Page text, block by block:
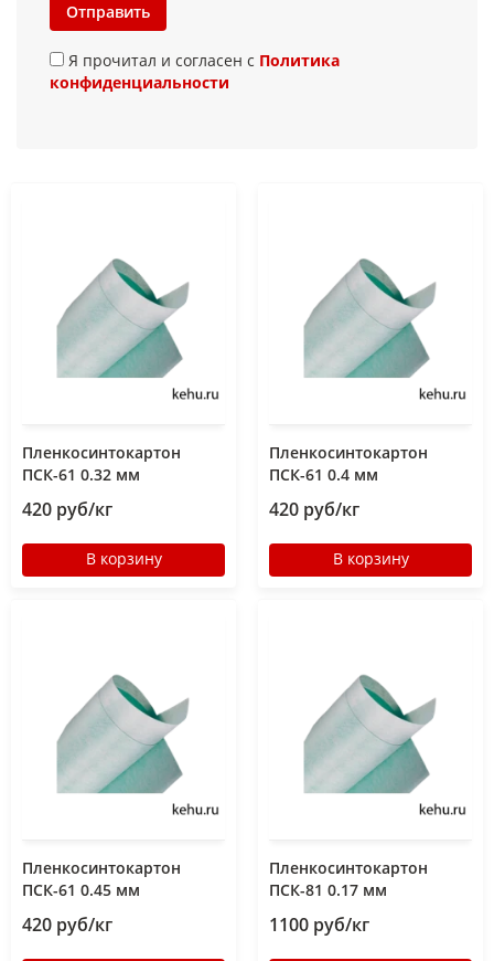
Отправить
Я прочитал и согласен с Политика
конфиденциальности
Пленкосинтокартон
ПСК-61 0.32 мм
420 руб/кг
В корзину
Пленкосинтокартон
ПСК-61 0.4 мм
420 руб/кг
В корзину
Пленкосинтокартон
ПСК-61 0.45 мм
420 руб/кг
Пленкосинтокартон
ПСК-81 0.17 мм
1100 руб/кг